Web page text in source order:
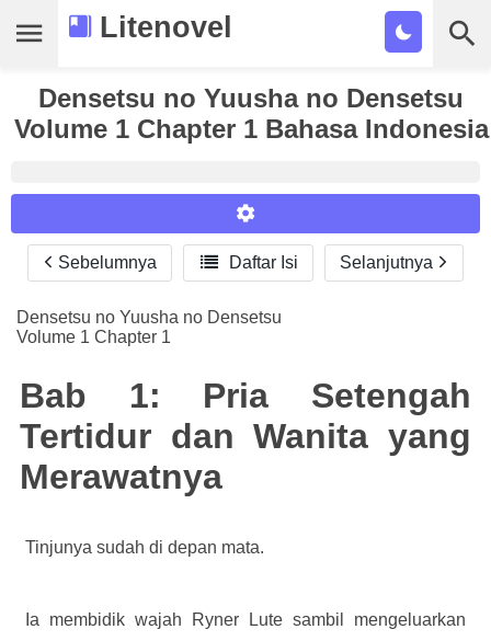
Litenovel
Daftar Novel
Tamat
Tags
Bookmark
Cari
Densetsu no Yuusha no Densetsu
Volume 1 Chapter 1 Bahasa Indonesia
Reader Settings
Font :
Titillium Web
Size :
Sebelumnya  Daftar Isi Selanjutnya
Densetsu no Yuusha no Densetsu
Volume 1 Chapter 1
Bab 1: Pria Setengah
Tertidur dan Wanita yang
Merawatnya
Tinjunya sudah di depan mata.
Ia membidik wajah Ryner Lute sambil mengeluarkan